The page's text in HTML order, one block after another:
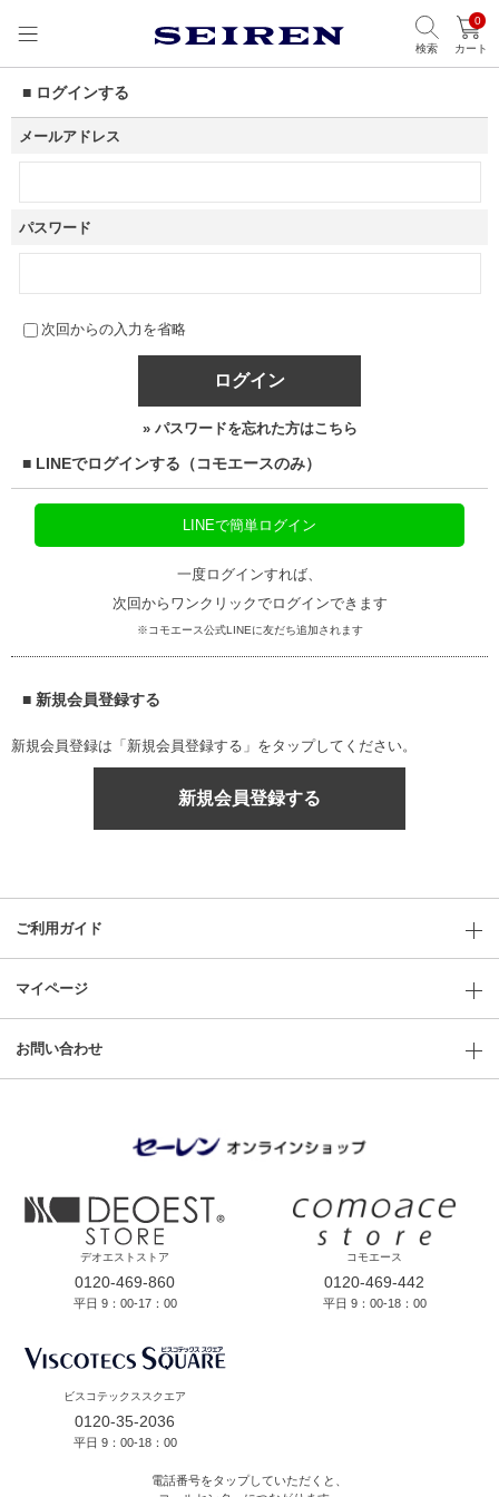
検索
0
カート
■ ログインする
メールアドレス
パスワード
次回からの入力を省略
ログイン
» パスワードを忘れた方はこちら
■ LINEでログインする（コモエースのみ）
LINEで簡単ログイン
一度ログインすれば、
次回からワンクリックでログインできます
※コモエース公式LINEに友だち追加されます
■ 新規会員登録する
新規会員登録は「新規会員登録する」をタップしてください。
新規会員登録する
ご利用ガイド
マイページ
お問い合わせ
デオエストストア
0120-469-860
平日 9：00-17：00
コモエース
0120-469-442
平日 9：00-18：00
ビスコテックススクエア
0120-35-2036
平日 9：00-18：00
電話番号をタップしていただくと、